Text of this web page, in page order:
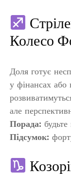
Колесо
Доля готує
у фінансах або
але
Порада:
Підсумок: